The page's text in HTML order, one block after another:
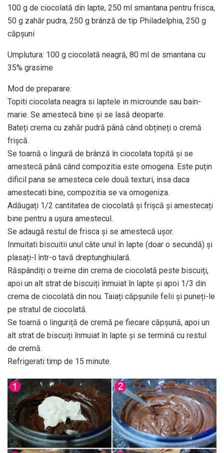
100 g de ciocolată din lapte, 250 ml smantana pentru frisca,
50 g zahăr pudra, 250 g brânză de tip Philadelphia, 250 g
căpșuni
Umplutura: 100 g ciocolată neagră, 80 ml de smantana cu
35% grasime
Mod de preparare:
Topiti ciocolata neagra si laptele in microunde sau bain-
marie. Se amestecă bine și se lasă deoparte.
Bateți crema cu zahăr pudră până când obțineți o cremă
frișcă.
Se toarnă o lingură de brânză în ciocolata topită și se
amestecă până când compozitia este omogena. Este puțin
dificil pana se amesteca cele două texturi, insa daca
amestecati bine, compozitia se va omogeniza.
Adăugați 1/2 cantitatea de ciocolată și frișcă și amestecați
bine pentru a ușura amestecul.
Se adaugă restul de frisca și se amestecă ușor.
Inmuitati biscuitii unul câte unul în lapte (doar o secundă) și
plasați-l într-o tavă dreptunghiulară.
Răspândiți o treime din crema de ciocolată peste biscuiți,
apoi un alt strat de biscuiți înmuiat în lapte și apoi 1/3 din
crema de ciocolată din nou. Taiați căpșunile felii și puneți-le
pe stratul de ciocolată.
Se toarnă o linguriță de cremă pe fiecare căpșună, apoi un
alt strat de biscuiți înmuiat în lapte și se termină cu restul
de cremă.
Refrigerati timp de 15 minute.